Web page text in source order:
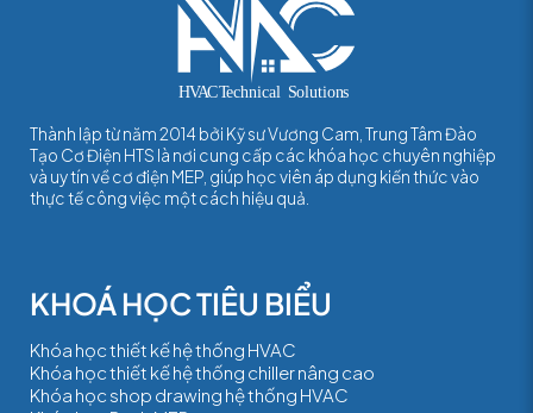
Thành lập từ năm 2014 bởi Kỹ sư Vương Cam, Trung Tâm Đào
Tạo Cơ Điện HTS là nơi cung cấp các khóa học chuyên nghiệp
và uy tín về cơ điện MEP, giúp học viên áp dụng kiến thức vào
thực tế công việc một cách hiệu quả.
Khóa học thiết kế hệ thống HVAC
Khóa học thiết kế hệ thống chiller nâng cao
Khóa học shop drawing hệ thống HVAC